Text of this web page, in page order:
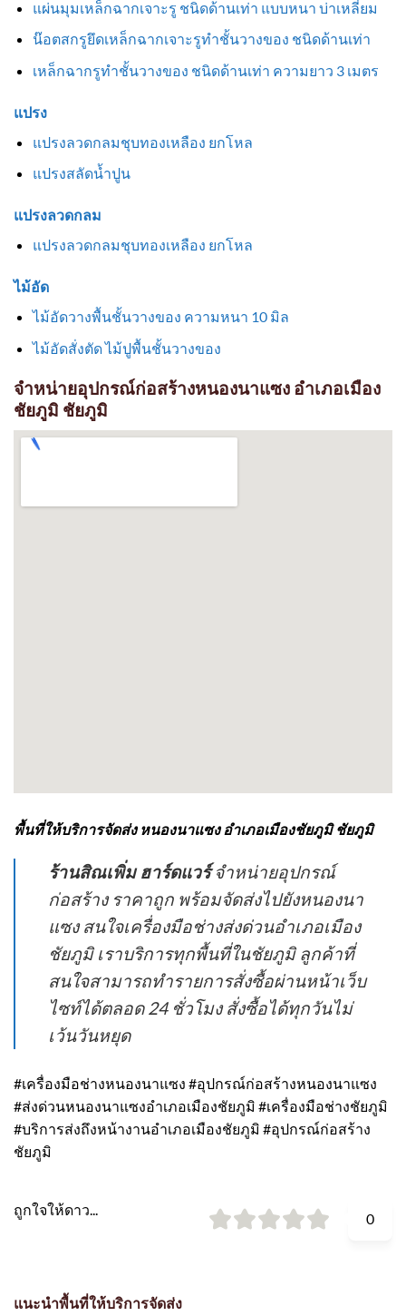
แผ่นมุมเหล็กฉากเจาะรู ชนิดด้านเท่า แบบหนา บ่าเหลี่ยม
น๊อตสกรูยึดเหล็กฉากเจาะรูทำชั้นวางของ ชนิดด้านเท่า
เหล็กฉากรูทำชั้นวางของ ชนิดด้านเท่า ความยาว 3 เมตร
แปรง
แปรงลวดกลมชุบทองเหลือง ยกโหล
แปรงสลัดน้ำปูน
แปรงลวดกลม
แปรงลวดกลมชุบทองเหลือง ยกโหล
ไม้อัด
ไม้อัดวางพื้นชั้นวางของ ความหนา 10 มิล
ไม้อัดสั่งตัด ไม้ปูพื้นชั้นวางของ
จำหน่ายอุปกรณ์ก่อสร้างหนองนาแซง อำเภอเมือง
ชัยภูมิ ชัยภูมิ
พื้นที่ให้บริการจัดส่ง หนองนาแซง อำเภอเมืองชัยภูมิ ชัยภูมิ
ร้านสิณเพิ่ม ฮาร์ดแวร์จำหน่ายอุปกรณ์
ก่อสร้าง ราคาถูก พร้อมจัดส่งไปยังหนองนา
แซง สนใจเครื่องมือช่างส่งด่วนอำเภอเมือง
ชัยภูมิ เราบริการทุกพื้นที่ในชัยภูมิ ลูกค้าที่
สนใจสามารถทำรายการสั่งซื้อผ่านหน้าเว็บ
ไซท์ได้ตลอด 24 ชั่วโมง สั่งซื้อได้ทุกวันไม่
เว้นวันหยุด
#เครื่องมือช่างหนองนาแซง #อุปกรณ์ก่อสร้างหนองนาแซง
#ส่งด่วนหนองนาแซงอำเภอเมืองชัยภูมิ #เครื่องมือช่างชัยภูมิ
#บริการส่งถึงหน้างานอำเภอเมืองชัยภูมิ #อุปกรณ์ก่อสร้าง
ชัยภูมิ
ถูกใจให้ดาว...
0
แนะนำพื้นที่ให้บริการจัดส่ง